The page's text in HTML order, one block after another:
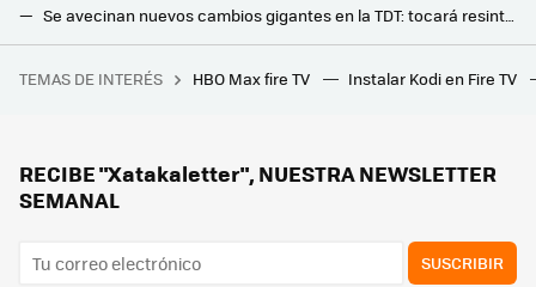
Esto es lo que pasará a partir de enero de 2025 con el nuevo apagón de la TDT si no tienes una TV o decodificador compatible
Hay vida más allá de Windows y Mac: los Chromebooks son perfectos para trabajar o estudiar y estos son los mejores
Después de tantos años descartando el OLED, ahora es el arma más poderosa de Samsung: este ha sido el giro inesperado en sus teles
TEMAS DE INTERÉS HBO Max fire TV Instalar Kodi en Fire TV
RECIBE "Xatakaletter", NUESTRA NEWSLETTER
SEMANAL
SUSCRIBIR